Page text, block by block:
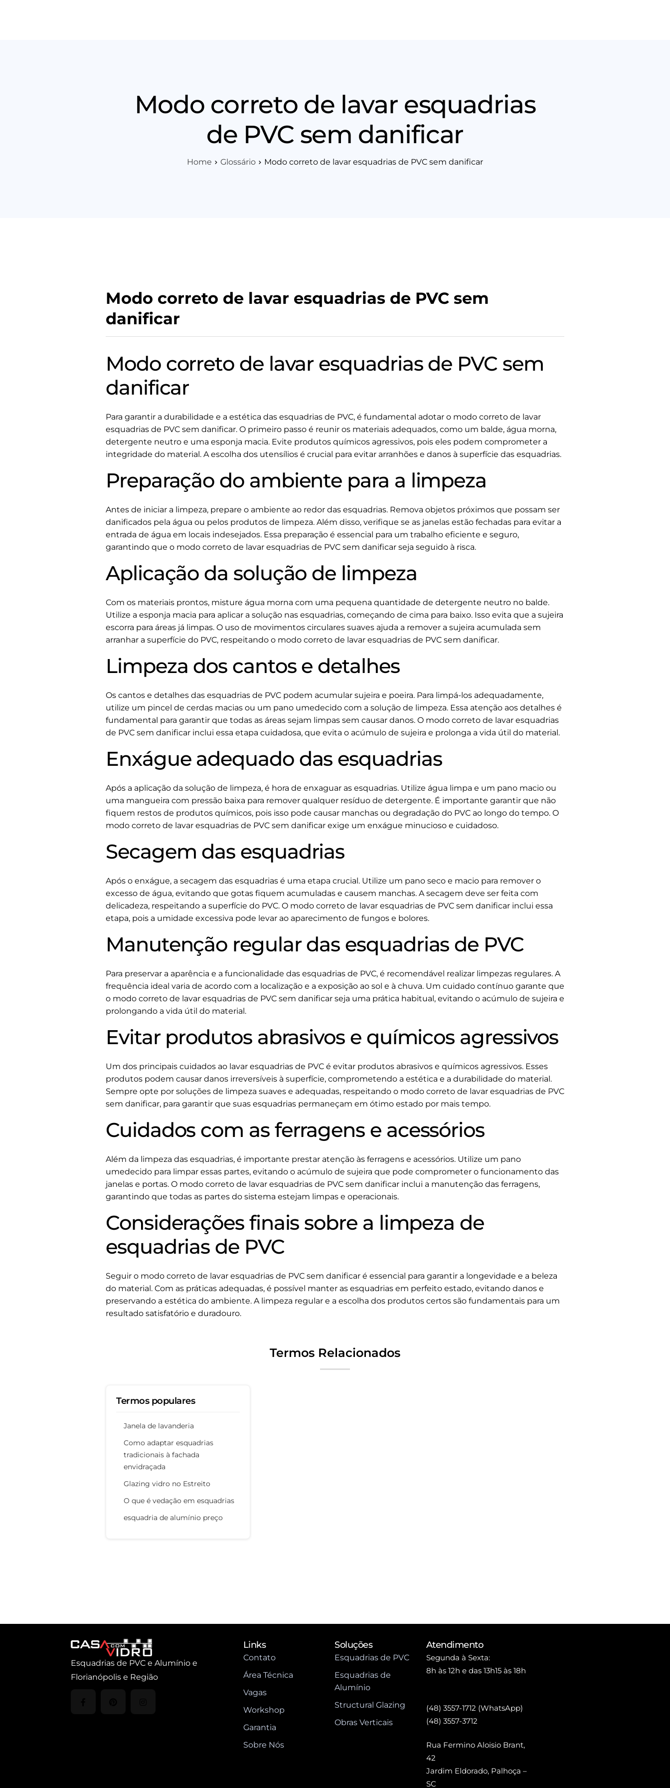
Modo correto de lavar esquadrias
de PVC sem danificar
Home Glossário Modo correto de lavar esquadrias de PVC sem danificar
Modo correto de lavar esquadrias de PVC sem
danificar
Modo correto de lavar esquadrias de PVC sem
danificar
Para garantir a durabilidade e a estética das esquadrias de PVC, é fundamental adotar o modo correto de lavar
esquadrias de PVC sem danificar. O primeiro passo é reunir os materiais adequados, como um balde, água morna,
detergente neutro e uma esponja macia. Evite produtos químicos agressivos, pois eles podem comprometer a
integridade do material. A escolha dos utensílios é crucial para evitar arranhões e danos à superfície das esquadrias.
Preparação do ambiente para a limpeza
Antes de iniciar a limpeza, prepare o ambiente ao redor das esquadrias. Remova objetos próximos que possam ser
danificados pela água ou pelos produtos de limpeza. Além disso, verifique se as janelas estão fechadas para evitar a
entrada de água em locais indesejados. Essa preparação é essencial para um trabalho eficiente e seguro,
garantindo que o modo correto de lavar esquadrias de PVC sem danificar seja seguido à risca.
Aplicação da solução de limpeza
Com os materiais prontos, misture água morna com uma pequena quantidade de detergente neutro no balde.
Utilize a esponja macia para aplicar a solução nas esquadrias, começando de cima para baixo. Isso evita que a sujeira
escorra para áreas já limpas. O uso de movimentos circulares suaves ajuda a remover a sujeira acumulada sem
arranhar a superfície do PVC, respeitando o modo correto de lavar esquadrias de PVC sem danificar.
Limpeza dos cantos e detalhes
Os cantos e detalhes das esquadrias de PVC podem acumular sujeira e poeira. Para limpá-los adequadamente,
utilize um pincel de cerdas macias ou um pano umedecido com a solução de limpeza. Essa atenção aos detalhes é
fundamental para garantir que todas as áreas sejam limpas sem causar danos. O modo correto de lavar esquadrias
de PVC sem danificar inclui essa etapa cuidadosa, que evita o acúmulo de sujeira e prolonga a vida útil do material.
Enxágue adequado das esquadrias
Após a aplicação da solução de limpeza, é hora de enxaguar as esquadrias. Utilize água limpa e um pano macio ou
uma mangueira com pressão baixa para remover qualquer resíduo de detergente. É importante garantir que não
fiquem restos de produtos químicos, pois isso pode causar manchas ou degradação do PVC ao longo do tempo. O
modo correto de lavar esquadrias de PVC sem danificar exige um enxágue minucioso e cuidadoso.
Secagem das esquadrias
Após o enxágue, a secagem das esquadrias é uma etapa crucial. Utilize um pano seco e macio para remover o
excesso de água, evitando que gotas fiquem acumuladas e causem manchas. A secagem deve ser feita com
delicadeza, respeitando a superfície do PVC. O modo correto de lavar esquadrias de PVC sem danificar inclui essa
etapa, pois a umidade excessiva pode levar ao aparecimento de fungos e bolores.
Manutenção regular das esquadrias de PVC
Para preservar a aparência e a funcionalidade das esquadrias de PVC, é recomendável realizar limpezas regulares. A
frequência ideal varia de acordo com a localização e a exposição ao sol e à chuva. Um cuidado contínuo garante que
o modo correto de lavar esquadrias de PVC sem danificar seja uma prática habitual, evitando o acúmulo de sujeira e
prolongando a vida útil do material.
Evitar produtos abrasivos e químicos agressivos
Um dos principais cuidados ao lavar esquadrias de PVC é evitar produtos abrasivos e químicos agressivos. Esses
produtos podem causar danos irreversíveis à superfície, comprometendo a estética e a durabilidade do material.
Sempre opte por soluções de limpeza suaves e adequadas, respeitando o modo correto de lavar esquadrias de PVC
sem danificar, para garantir que suas esquadrias permaneçam em ótimo estado por mais tempo.
Cuidados com as ferragens e acessórios
Além da limpeza das esquadrias, é importante prestar atenção às ferragens e acessórios. Utilize um pano
umedecido para limpar essas partes, evitando o acúmulo de sujeira que pode comprometer o funcionamento das
janelas e portas. O modo correto de lavar esquadrias de PVC sem danificar inclui a manutenção das ferragens,
garantindo que todas as partes do sistema estejam limpas e operacionais.
Considerações finais sobre a limpeza de
esquadrias de PVC
Seguir o modo correto de lavar esquadrias de PVC sem danificar é essencial para garantir a longevidade e a beleza
do material. Com as práticas adequadas, é possível manter as esquadrias em perfeito estado, evitando danos e
preservando a estética do ambiente. A limpeza regular e a escolha dos produtos certos são fundamentais para um
resultado satisfatório e duradouro.
Termos Relacionados
Termos populares
Janela de lavanderia
Como adaptar esquadrias
tradicionais à fachada
envidraçada
Glazing vidro no Estreito
O que é vedação em esquadrias
esquadria de alumínio preço
Esquadrias de PVC e Alumínio e
Florianópolis e Região
Links
Contato
Área Técnica
Vagas
Workshop
Garantia
Sobre Nós
Soluções
Esquadrias de PVC
Esquadrias de
Alumínio
Structural Glazing
Obras Verticais
Atendimento
Segunda à Sexta:
8h às 12h e das 13h15 às 18h
(48) 3557-1712 (WhatsApp)
(48) 3557-3712
Rua Fermino Aloisio Brant,
42
Jardim Eldorado, Palhoça –
SC